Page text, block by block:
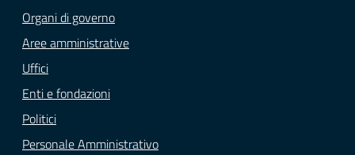
Organi di governo
Aree amministrative
Uffici
Enti e fondazioni
Politici
Personale Amministrativo